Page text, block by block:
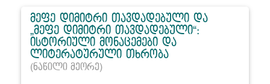
მეფე დიმიტრი თავდადებული და
„მეფე დიმიტრი თავდადებული“:
ისტორიული მონაცემები და
ლიტერატურული თხრობა
(ნაწილი მეორე)